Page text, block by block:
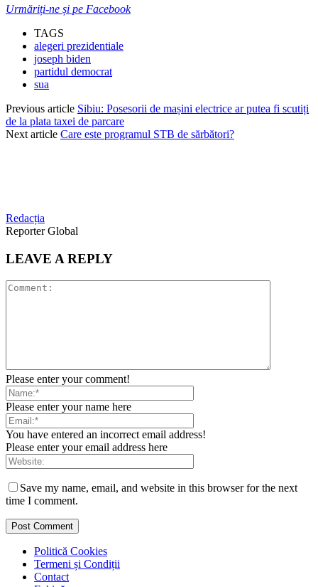
Urmăriți-ne și pe Facebook
TAGS
alegeri prezidentiale
joseph biden
partidul democrat
sua
Previous article Sibiu: Posesorii de mașini electrice ar putea fi scutiți
de la plata taxei de parcare
Next article Care este programul STB de sărbători?
Redacția
Reporter Global
LEAVE A REPLY
Please enter your comment!
Please enter your name here
You have entered an incorrect email address!
Please enter your email address here
Save my name, email, and website in this browser for the next
time I comment.
Politică Cookies
Termeni și Condiții
Contact